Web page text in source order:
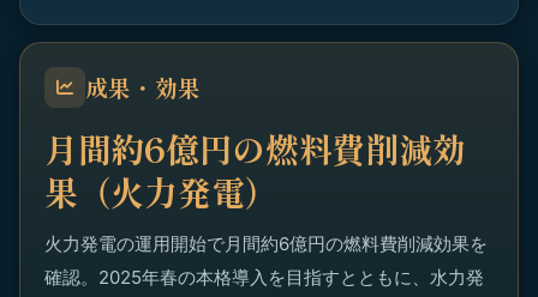
成果・効果
月間約6億円の燃料費削減効
果（火力発電）
火力発電の運用開始で月間約6億円の燃料費削減効果を
確認。2025年春の本格導入を目指すとともに、水力発